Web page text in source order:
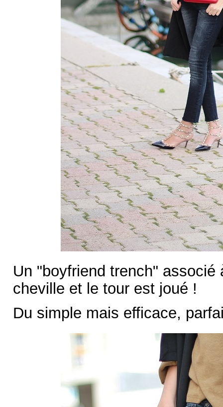
Un "boyfriend trench"
cheville et le tour est joué !
Du simple mais efficace,